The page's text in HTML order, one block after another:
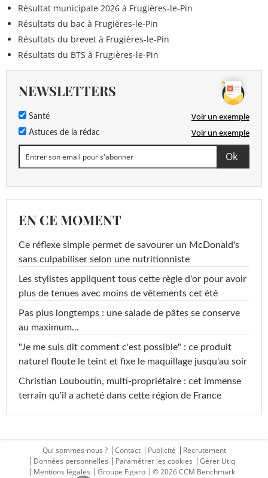
Résultat municipale 2026 à Frugières-le-Pin
Résultats du bac à Frugières-le-Pin
Résultats du brevet à Frugières-le-Pin
Résultats du BTS à Frugières-le-Pin
NEWSLETTERS
Santé Voir un exemple
Astuces de la rédac Voir un exemple
EN CE MOMENT
Ce réflexe simple permet de savourer un McDonald's
sans culpabiliser selon une nutritionniste
Les stylistes appliquent tous cette règle d'or pour avoir
plus de tenues avec moins de vêtements cet été
Pas plus longtemps : une salade de pâtes se conserve
au maximum...
"Je me suis dit comment c'est possible" : ce produit
naturel floute le teint et fixe le maquillage jusqu'au soir
Christian Louboutin, multi-propriétaire : cet immense
terrain qu'il a acheté dans cette région de France
Qui sommes-nous ? Contact Publicité
Recrutement
Données personnelles
Paramétrer les cookies
Gérer Utiq
Mentions légales
Groupe Figaro © 2026 CCM Benchmark